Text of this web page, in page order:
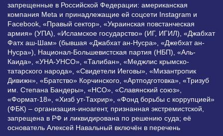
запрещенные в Российской Федерации: американская
компания Meta и принадлежащие ей соцсети Instagram и
Facebook, «Правый сектор», «Украинская повстанческая
армия» (УПА), «Исламское государство» (ИГ, ИГИЛ), «Джабхат
Фатх аш-Шам» (бывшая «Джабхат ан-Нусра», «Джебхат ан-
Нусра»), Национал-Большевистская партия (НБП), «Аль-
Каида», «УНА-УНСО», «Талибан», «Меджлис крымско-
татарского народа», «Свидетели Иеговы», «Мизантропик
Дивижн», «Братство» Корчинского, «Артподготовка», «Тризуб
им. Степана Бандеры», «НСО», «Славянский союз»,
«Формат-18», «Хизб ут-Тахрир», «Фонд борьбы с коррупцией»
(ФБК) – организация-иноагент, признанная экстремистской,
запрещена в РФ и ликвидирована по решению суда; её
основатель Алексей Навальный включён в перечень